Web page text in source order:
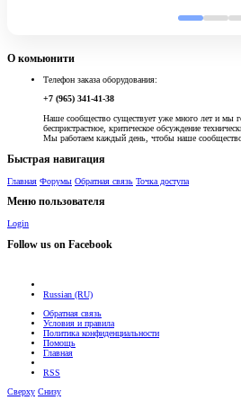
О комьюнити
Телефон заказа оборудования:
+7 (965) 341-41-38
Наше сообщество существует уже много лет и мы
беспристрастное, критическое обсуждение
Мы работаем каждый день, чтобы наше
Быстрая навигация
Главная Форумы Обратная связь Точка доступа
Меню пользователя
Login
Follow us on Facebook
Russian (RU)
Обратная связь
Условия и правила
Политика конфиденциальности
Помощь
Главная
RSS
Сверху Снизу